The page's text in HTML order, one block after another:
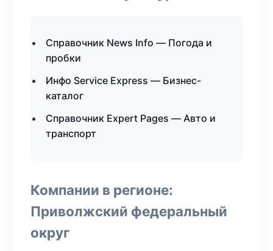
Справочник News Info — Погода и
пробки
Инфо Service Express — Бизнес-
каталог
Справочник Expert Pages — Авто и
транспорт
Компании в регионе:
Приволжский федеральный
округ